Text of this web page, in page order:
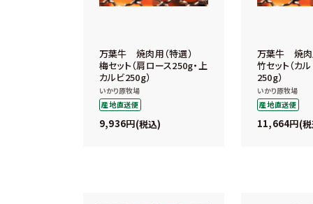
万葉牛 焼肉用（特選）
梅セット（肩ロース250g・上
カルビ250g）
いかり原牧場
産地直送便
9,936 税込
万葉牛 焼
竹セット（カ
250g）
いかり原牧場
産地直送便
11,664